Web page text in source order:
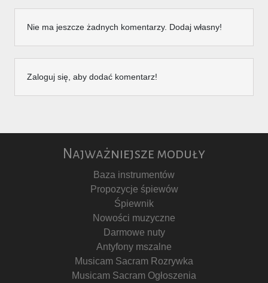
Nie ma jeszcze żadnych komentarzy. Dodaj własny!
Zaloguj się, aby dodać komentarz!
Najważniejsze moduły
Baza instrumentów
Propozycje śpiewów
Śpiewnik
Nowości muzyczne
Darmowe nuty
Antyfony mszalne
Musicam Sacram Rozrywka
Musicam Sacram Ogłoszenia